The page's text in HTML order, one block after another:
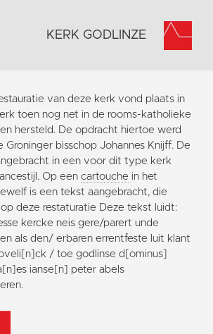
KERK GODLINZE
van deze kerk vond plaats in
toen nog net in de rooms-katholieke
hersteld. De opdracht hiertoe werd
bisschop Johannes Knijff. De
in een voor dit type kerk
Op een cartouche in het
is een tekst aangebracht, die
deze restaturatie Deze tekst luidt:
kercke neis gere/parert unde
als den/ erbaren errentfeste luit klant
/ toe godlinse d[ominus]
ianse[n] peter abels